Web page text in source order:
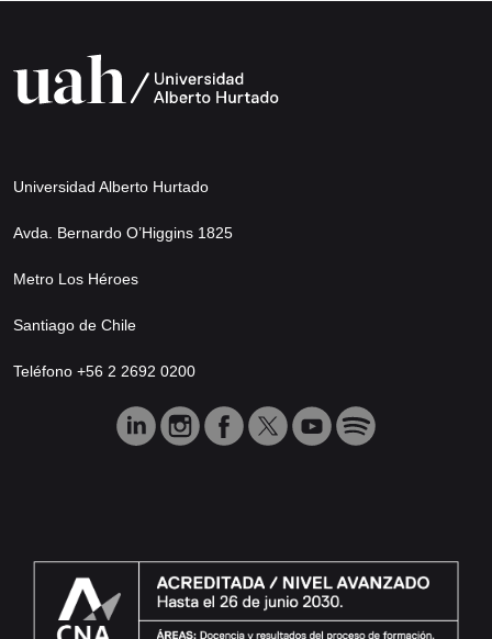
Universidad Alberto Hurtado
Avda. Bernardo O’Higgins 1825
Metro Los Héroes
Santiago de Chile
Teléfono +56 2 2692 0200